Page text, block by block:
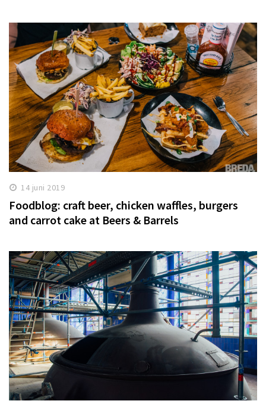
14 juni 2019
Foodblog: craft beer, chicken waffles, burgers
and carrot cake at Beers & Barrels